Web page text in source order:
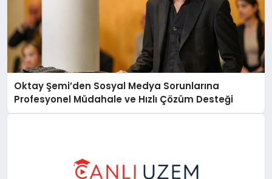
Oktay Şemi’den Sosyal Medya Sorunlarına
Profesyonel Müdahale ve Hızlı Çözüm Desteği